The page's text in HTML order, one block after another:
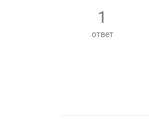
1
ответ